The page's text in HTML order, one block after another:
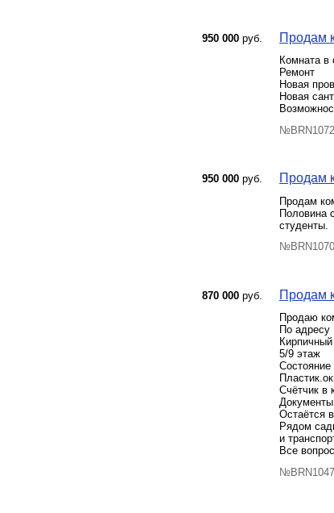
950 000 руб. Продам
Комната в
Ремонт
Новая
Новая
950 000 руб. Продам
Продам
Половина
студенты.
870 000 руб. Продам
Продаю
По адресу
5/9 этаж
Счётчик в
Остаётся
Рядом
и
Все